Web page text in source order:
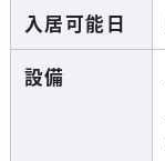
入居可能日
設備